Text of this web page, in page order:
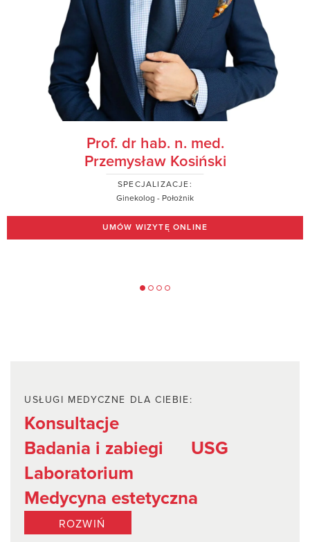
Prof. dr hab. n. med.
Przemysław Kosiński
SPECJALIZACJE:
Ginekolog - Położnik
UMÓW WIZYTĘ ONLINE
USŁUGI MEDYCZNE DLA CIEBIE:
Konsultacje
Badania i zabiegi
USG
Laboratorium
Medycyna estetyczna
ROZWIŃ